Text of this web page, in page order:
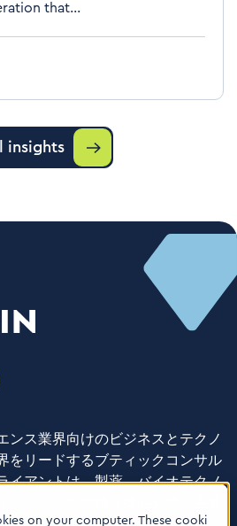
on your computer. These cooki
that...
insights
ンス業界向けのビジネスとテクノ
をリードするブティックコンサル
イアントは、製薬、バイオテクノ